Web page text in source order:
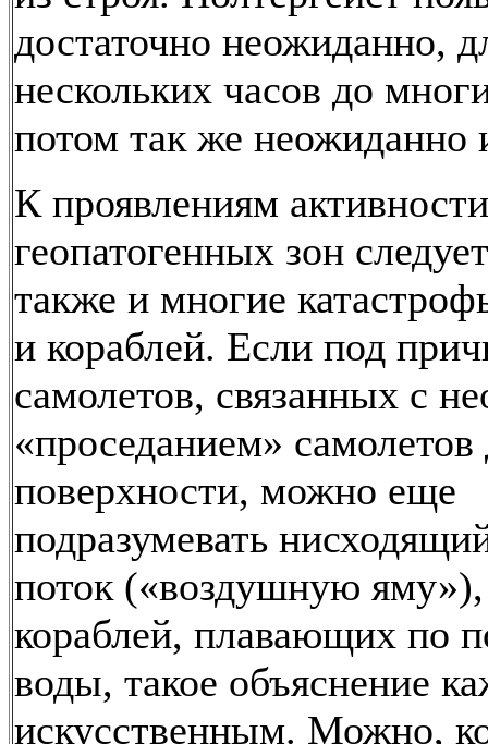
достаточно неожиданно,
нескольких часов до
потом так же неожиданно
К проявлениям
геопатогенных зон
также и многие
и кораблей. Если под
самолетов, связанных с
«проседанием»
поверхности, можно еще
подразумевать
поток («воздушную яму»),
кораблей, плавающих по
воды, такое объяснение
искусственным. Можно,